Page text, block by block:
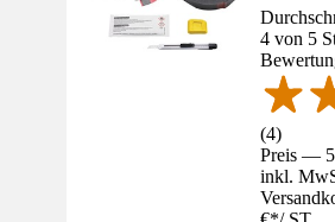
4 von 5
(4)
Preis —
inkl.